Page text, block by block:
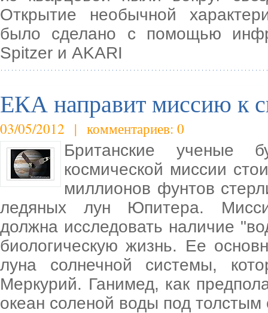
Открытие необычной
было сделано с помощью
Spitzer и AKARI
ЕКА направит миссию к
03/05/2012 | комментариев: 0
Британские ученые
космической миссии
миллионов фунтов
ледяных лун Юпитера.
должна исследовать наличие
биологическую жизнь. Ее
луна солнечной системы,
Меркурий. Ганимед, как
океан соленой воды под